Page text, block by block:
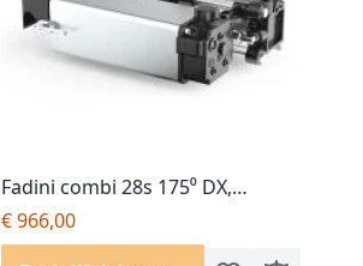
Fadini combi 28s 175⁰ DX,
poortopener, losse motor
€ 966,00